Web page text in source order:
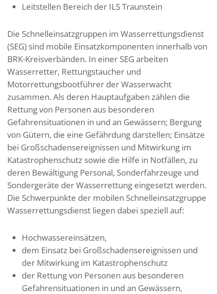
Leitstellen Bereich der ILS Traunstein
Die Schnelleinsatzgruppen im Wasserrettungsdienst
(SEG) sind mobile Einsatzkomponenten innerhalb von
BRK-Kreisverbänden. In einer SEG arbeiten
Wasserretter, Rettungstaucher und
Motorrettungsbootführer der Wasserwacht
zusammen. Als deren Hauptaufgaben zählen die
Rettung von Personen aus besonderen
Gefahrensituationen in und an Gewässern; Bergung
von Gütern, die eine Gefährdung darstellen; Einsätze
bei Großschadensereignissen und Mitwirkung im
Katastrophenschutz sowie die Hilfe in Notfällen, zu
deren Bewältigung Personal, Sonderfahrzeuge und
Sondergeräte der Wasserrettung eingesetzt werden.
Die Schwerpunkte der mobilen Schnelleinsatzgruppe
Wasserrettungsdienst liegen dabei speziell auf:
Hochwassereinsätzen,
dem Einsatz bei Großschadensereignissen und
der Mitwirkung im Katastrophenschutz
der Rettung von Personen aus besonderen
Gefahrensituationen in und an Gewässern,